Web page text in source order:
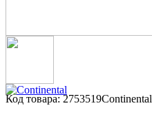
Код товара: